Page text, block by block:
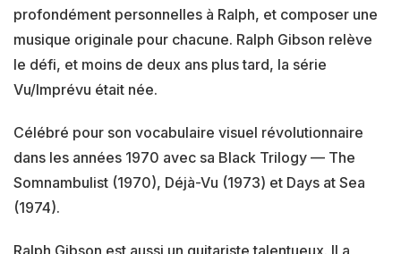
profondément personnelles à Ralph, et composer une
musique originale pour chacune. Ralph Gibson relève
le défi, et moins de deux ans plus tard, la série
Vu/Imprévu était née.
Célébré pour son vocabulaire visuel révolutionnaire
dans les années 1970 avec sa Black Trilogy — The
Somnambulist (1970), Déjà-Vu (1973) et Days at Sea
(1974).